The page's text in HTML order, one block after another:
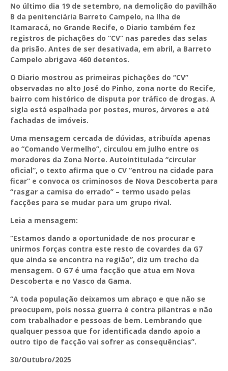
No último dia 19 de setembro, na demolição do pavilhão
B da penitenciária Barreto Campelo, na Ilha de
Itamaracá, no Grande Recife, o Diario também fez
registros de pichações do “CV” nas paredes das selas
da prisão. Antes de ser desativada, em abril, a Barreto
Campelo abrigava 460 detentos.
O Diario mostrou as primeiras pichações do “CV”
observadas no alto José do Pinho, zona norte do Recife,
bairro com histórico de disputa por tráfico de drogas. A
sigla está espalhada por postes, muros, árvores e até
fachadas de imóveis.
Uma mensagem cercada de dúvidas, atribuída apenas
ao “Comando Vermelho”, circulou em julho entre os
moradores da Zona Norte. Autointitulada “circular
oficial”, o texto afirma que o CV “entrou na cidade para
ficar” e convoca os criminosos de Nova Descoberta para
“rasgar a camisa do errado” – termo usado pelas
facções para se mudar para um grupo rival.
Leia a mensagem:
“Estamos dando a oportunidade de nos procurar e
unirmos forças contra este resto de covardes da G7
que ainda se encontra na região”, diz um trecho da
mensagem. O G7 é uma facção que atua em Nova
Descoberta e no Vasco da Gama.
“A toda população deixamos um abraço e que não se
preocupem, pois nossa guerra é contra pilantras e não
com trabalhador e pessoas de bem. Lembrando que
qualquer pessoa que for identificada dando apoio a
outro tipo de facção vai sofrer as consequências”.
30/Outubro/2025